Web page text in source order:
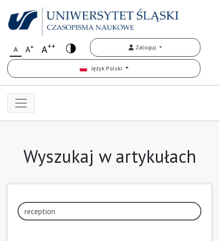
A A+ A++ Zaloguj
Język Polski
Wyszukaj w artykułach